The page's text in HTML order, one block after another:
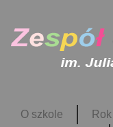
O szkole